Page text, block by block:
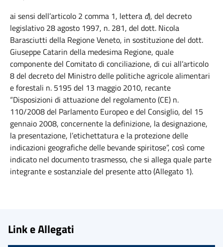
ai sensi dell’articolo 2 comma 1, lettera d), del decreto
legislativo 28 agosto 1997, n. 281, del dott. Nicola
Barasciutti della Regione Veneto, in sostituzione del dott.
Giuseppe Catarin della medesima Regione, quale
componente del Comitato di conciliazione, di cui all’articolo
8 del decreto del Ministro delle politiche agricole alimentari
e forestali n. 5195 del 13 maggio 2010, recante
“Disposizioni di attuazione del regolamento (CE) n.
110/2008 del Parlamento Europeo e del Consiglio, del 15
gennaio 2008, concernente la definizione, la designazione,
la presentazione, l’etichettatura e la protezione delle
indicazioni geografiche delle bevande spiritose”, così come
indicato nel documento trasmesso, che si allega quale parte
integrante e sostanziale del presente atto (Allegato 1).
Link e Allegati